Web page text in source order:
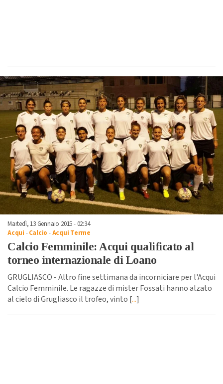
Martedì, 13 Gennaio 2015 - 02:34
Acqui -Calcio -Acqui Terme
Calcio Femminile: Acqui qualificato al
torneo internazionale di Loano
GRUGLIASCO - Altro fine settimana da incorniciare per l'Acqui
Calcio Femminile. Le ragazze di mister Fossati hanno alzato
al cielo di Grugliasco il trofeo, vinto [...]